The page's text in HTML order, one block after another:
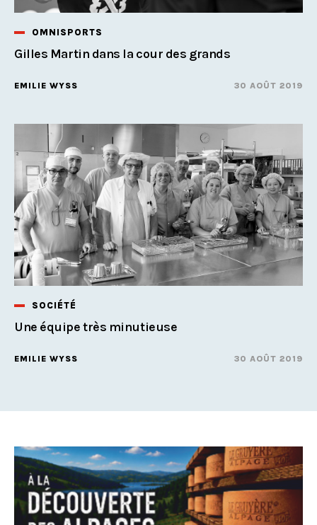
OMNISPORTS
Gilles Martin dans la cour des grands
EMILIE WYSS 30 AOÛT 2019
SOCIÉTÉ
Une équipe très minutieuse
EMILIE WYSS 30 AOÛT 2019